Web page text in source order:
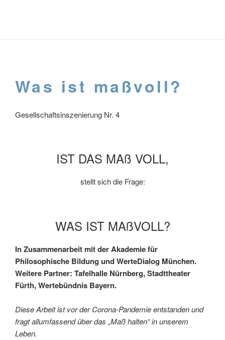
Was ist maßvoll?
Gesellschaftsinszenierung Nr. 4
IST DAS MAß VOLL,
stellt sich die Frage:
WAS IST MAßVOLL?
In Zusammenarbeit mit der Akademie für
Philosophische Bildung und WerteDialog München.
Weitere Partner: Tafelhalle Nürnberg, Stadttheater
Fürth, Wertebündnis Bayern.
Diese Arbeit ist vor der Corona-Pandemie entstanden und
fragt allumfassend über das „Maß halten“ in unserem
Leben.